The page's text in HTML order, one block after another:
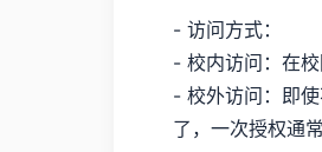
- 访问方式：
- 校内访问：在
- 校外访问：即
了，一次授权通